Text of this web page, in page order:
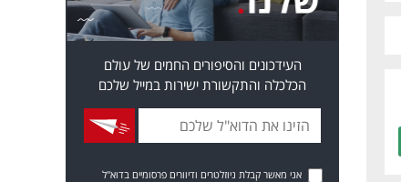
העידכונים והסיפורים החמים של עולם
הכלכלה והתקשורת ישירות במייל שלכם
אני מאשר קבלת ניוזלטרים ודיוורים פרסומיים בדוא"ל